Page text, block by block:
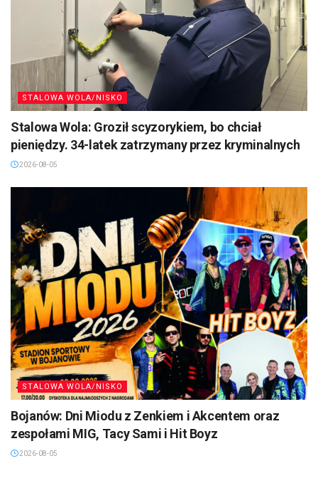
STALOWA WOLA/NISKO
Stalowa Wola: Groził scyzorykiem, bo chciał
pieniędzy. 34-latek zatrzymany przez kryminalnych
2026-08-05
STALOWA WOLA/NISKO
Bojanów: Dni Miodu z Zenkiem i Akcentem oraz
zespołami MIG, Tacy Sami i Hit Boyz
2026-08-05